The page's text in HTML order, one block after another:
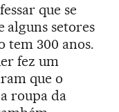
que se
alguns setores
tem 300 anos.
fez um
que o
roupa da